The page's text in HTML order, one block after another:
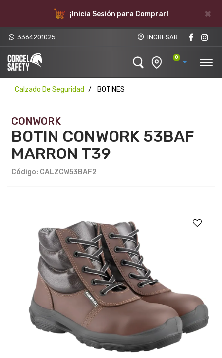
×
¡Inicia Sesión para Comprar!
3364201025 INGRESAR
0
Calzado De Seguridad BOTINES
CONWORK
BOTIN CONWORK 53BAF
MARRON T39
Código: CALZCW53BAF2